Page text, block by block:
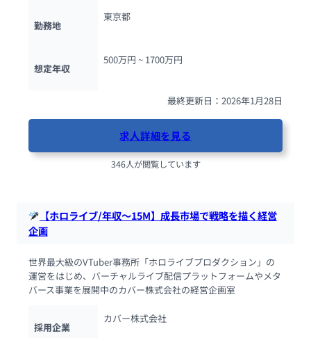
勤務地
東京都
想定年収
500万円 ~ 1700万円
最終更新日：2026年1月28日
求人詳細を見る
346人が閲覧しています
【ホロライブ/年収～15M】成長市場で戦略を描く経営
企画
世界最大級のVTuber事務所「ホロライブプロダクション」の
運営をはじめ、バーチャルライブ配信プラットフォームやメタ
バース事業を展開中のカバー株式会社の経営企画室
採用企業
カバー株式会社